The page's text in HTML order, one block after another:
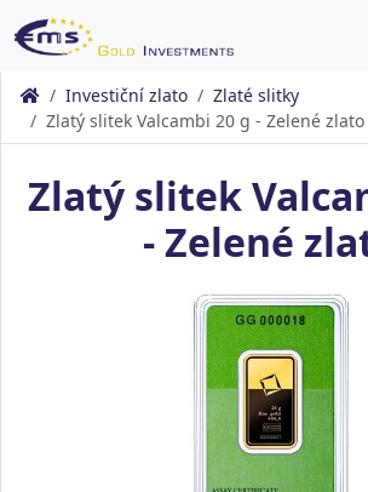
Investiční zlato
Zlaté slitky
Zlatý slitek Valcambi 20 g - Zelené zlato
Zlatý slitek
- Zelené